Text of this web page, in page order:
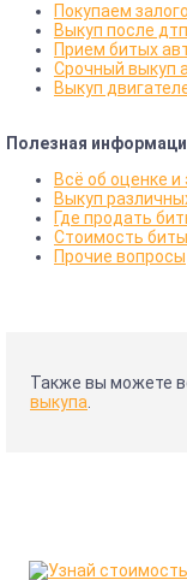
Покупаем
Выкуп после дтп
Прием битых
Срочный выкуп
Выкуп
Полезная
Всё об оценке
Выкуп
Где продать
Стоимость
Прочие вопросы
Также вы можете
выкупа.